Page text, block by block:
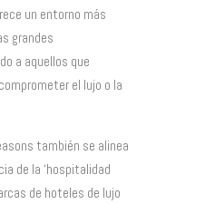
un entorno más
grandes
a aquellos que
el lujo o la
también se alinea
de la ‘hospitalidad
de hoteles de lujo